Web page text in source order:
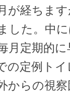
が経ちま
した。中
月定期的
の定例ト
からの視